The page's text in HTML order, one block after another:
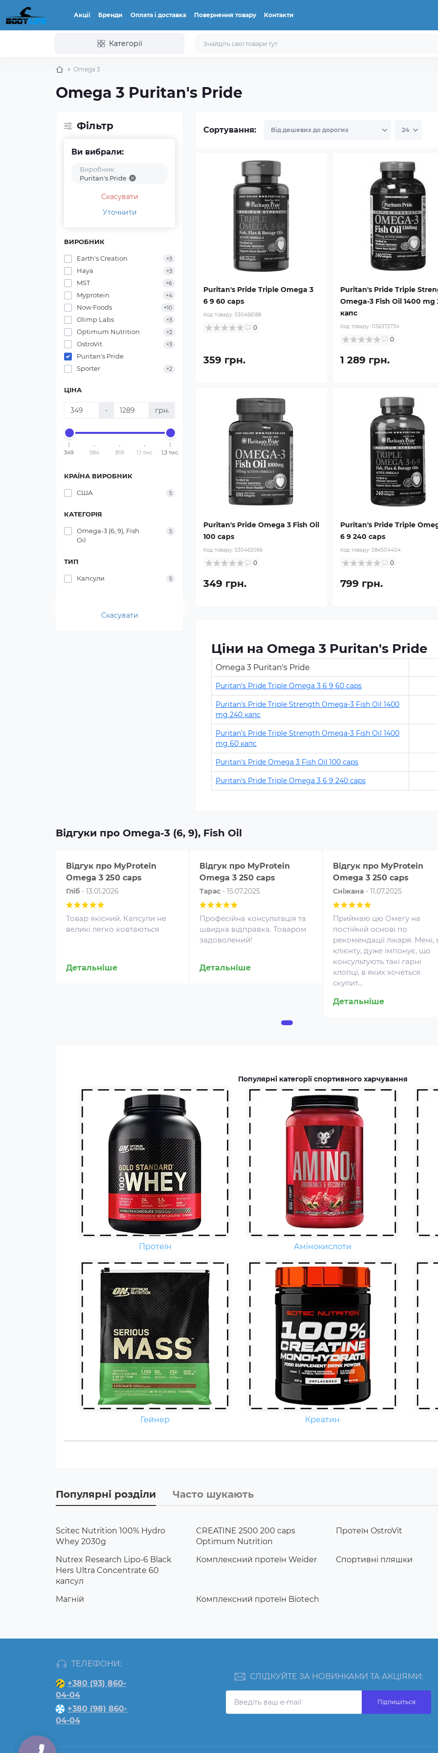
Акції Бренди Оплата і доставка Повернення товару Контакти
Категорії
Omega 3
Omega 3 Puritan's Pride
Фільтр
Ви вибрали:
Виробник:
Puritan's Pride
Скасувати
Уточнити
ВИРОБНИК
Earth's Creation +3
Haya +3
MST +6
Myprotein +4
Now Foods +10
Olimp Labs +3
Optimum Nutrition +2
OstroVit +3
Puritan's Pride
Sporter
+2
ЦІНА
- грн.
349 584 819 1,1 тис. 1,3 тис.
КРАЇНА ВИРОБНИК
США 5
КАТЕГОРІЯ
Omega-3 (6, 9), Fish
Oil
5
ТИП
Капсули 5
Скасувати
Сортування:
Puritan's Pride Triple Omega 3
6 9 60 caps
Код товару: 530466188
0
359 грн.
Puritan's Pride Triple
Omega-3 Fish Oil 1400 mg
капс
Код товару: 1156372734
0
1 289 грн.
Puritan's Pride Omega 3 Fish Oil
100 caps
Код товару: 530463066
0
349 грн.
Puritan's Pride Triple
6 9 240 caps
Код товару: 584504404
0
799 грн.
Ціни на Omega 3 Puritan's Pride
Omega 3 Puritan's Pride
Puritan's Pride Triple Omega 3 6 9 60 caps
Puritan's Pride Triple Strength Omega-3 Fish Oil 1400
mg 240 капс
Puritan's Pride Triple Strength Omega-3 Fish Oil 1400
mg 60 капс
Puritan's Pride Omega 3 Fish Oil 100 caps
Puritan's Pride Triple Omega 3 6 9 240 caps
Відгуки про Omega-3 (6, 9), Fish Oil
Відгук про MyProtein
Omega 3 250 caps
Глiб - 13.01.2026
Товар якісний. Капсули не
великі легко ковтаються
Детальніше
Відгук про MyProtein
Omega 3 250 caps
Тарас - 15.07.2025
Професійна консультація та
швидка відправка. Товаром
задоволений!
Детальніше
Відгук про MyProtein
Omega 3 250 caps
Сніжана - 11.07.2025
Приймаю цю Омегу на
постійній основі по
рекомендації лікаря. Мені,
клієнту, дуже імпонує, що
консультують такі гарні
хлопці, в яких хочеться
скупит...
Детальніше
Популярні категорії спортивного харчування
харчування є концентратом
Протеїн
Амінокислоти - це незамінні
органічні сполуки, які зазвичай
надходять в організм із
Незбалансоване харчування,
навантаження та стрес
спеціальні добавки.
Амінокислоти
Гейнер (від англ. Gain - приріст,
добавка) - харчова добавка при
спортивному харчуванні.
Містить, головним чином,
вуглеводи (прості або складні,
від чого залежить ціна товару) і
білок (як правило концентрат
сироваткового білка, але
зустрічаються і
мультикомпонентні за складом
білка гейнери).
Гейнер
Креатин – спортивна добавка,
яка використовується у
силових видах спорту, фітнесі, а
також видах спорту, пов'язаних
з динамічним навантаженням
або силовою витривалістю. Це
кислота, що синтезується в
організмі людини в скелетних
м'язах.
Креатин
Популярні розділи Часто шукають
Scitec Nutrition 100% Hydro
Whey 2030g
CREATINE 2500 200 caps
Optimum Nutrition
Протеїн OstroVit
Nutrex Research Lipo-6 Black
Hers Ultra Concentrate 60
капсул
Комплексний протеїн Weider Спортивні пляшки
Магній Комплексний протеїн Biotech
ТЕЛЕФОНИ:
+380 (93) 860-
04-04
+380 (98) 860-
04-04
СЛІДКУЙТЕ ЗА НОВИНКАМИ ТА АКЦІЯМИ:
Підпишіться